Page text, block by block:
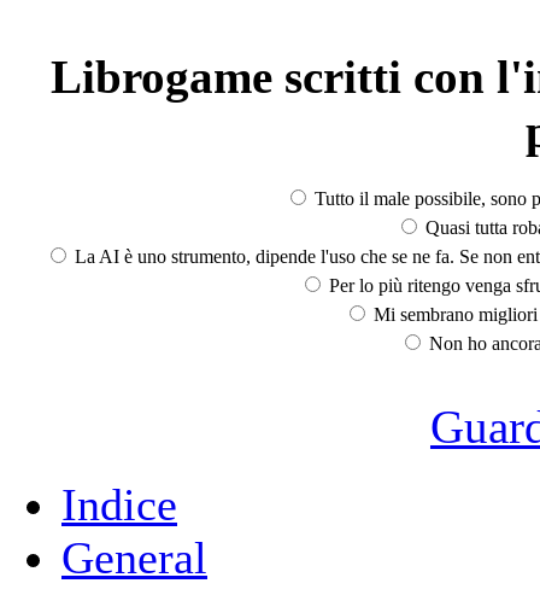
Librogame scritti con
Tutto il male possibile, sono
Quasi tutta
La AI è uno strumento, dipende l'uso che se ne fa. Se non
Per lo più ritengo venga
Mi sembrano
Non ho
Indice
General